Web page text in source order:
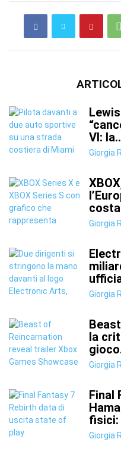
VI:
Giorgia
Giorgia
Giorgia
la
Giorgia
Final
fisici:
Giorgia